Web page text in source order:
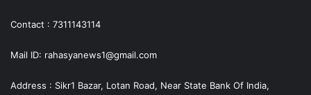
Contact : 7311143114
Mail ID: rahasyanews1@gmail.com
Address : Sikr1 Bazar, Lotan Road, Near State Bank Of India,